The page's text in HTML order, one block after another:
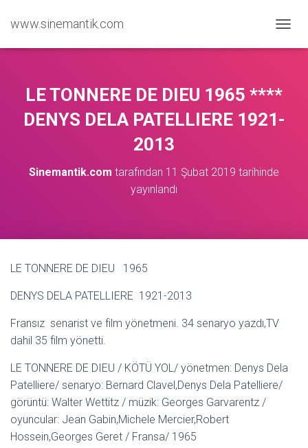
www.sinemantik.com
E
LE TONNERE DE DIEU 1965 ****
DENYS DELA PATELLIERE 1921-
2013
Sinemantik.com tarafından 11 Şubat 2019 tarihinde
yayınlandı
LE TONNERE DE DIEU 1965
DENYS DELA PATELLIERE 1921-2013
Fransız senarist ve film yönetmeni. 34 senaryo yazdı,TV
dahil 35 film yönetti.
LE TONNERE DE DIEU / KÖTÜ YOL/ yönetmen: Denys Dela
Patelliere/ senaryo: Bernard Clavel,Denys Dela Patelliere/
görüntü: Walter Wettitz / müzik: Georges Garvarentz /
oyuncular: Jean Gabin,Michele Mercier,Robert
Hossein,Georges Geret / Fransa/ 1965